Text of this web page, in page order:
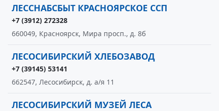
ЛЕССНАБСБЫТ КРАСНОЯРСКОЕ ССП
+7 (3912) 272328
660049, Красноярск, Мира просп., д. 8б
ЛЕСОСИБИРСКИЙ ХЛЕБОЗАВОД
+7 (39145) 53141
662547, Лесосибирск, д. а/я 11
ЛЕСОСИБИРСКИЙ МУЗЕЙ ЛЕСА